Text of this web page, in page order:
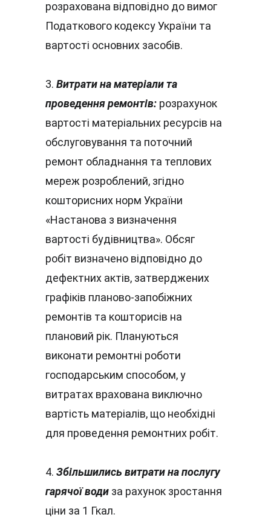
розрахована відповідно до вимог
Податкового кодексу України та
вартості основних засобів.
3. Витрати на матеріали та
проведення ремонтів: розрахунок
вартості матеріальних ресурсів на
обслуговування та поточний
ремонт обладнання та теплових
мереж розроблений, згідно
кошторисних норм України
«Настанова з визначення
вартості будівництва». Обсяг
робіт визначено відповідно до
дефектних актів, затверджених
графіків планово-запобіжних
ремонтів та кошторисів на
плановий рік. Плануються
виконати ремонтні роботи
господарським способом, у
витратах врахована виключно
вартість матеріалів, що необхідні
для проведення ремонтних робіт.
4. Збільшились витрати на послугу
гарячої води за рахунок зростання
ціни за 1 Гкал.